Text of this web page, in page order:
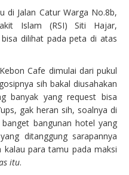
di Jalan Catur Warga No.8b,
Islam (RSI) Siti Hajar,
dilihat pada peta di atas
Cafe dimulai dari pukul
sih bakal diusahakan
banyak yang request bisa
gak heran sih, soalnya di
bangunan hotel yang
ditanggung sarapannya
para tamu pada maksi
itu.